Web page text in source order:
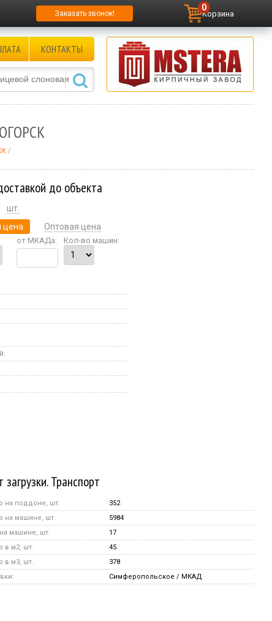
Заказать звонок! Корзина
0
КОНТАКТЫ
до объекта
шт.
цена Оптовая цена
от МКАДа: Кол-во машин:
загрузки. Транспорт
на поддоне, шт.
352
на машине, шт.
5984
машине, шт.
17
в м2, шт.
45
в м3, шт.
378
Симферопольское / МКАД